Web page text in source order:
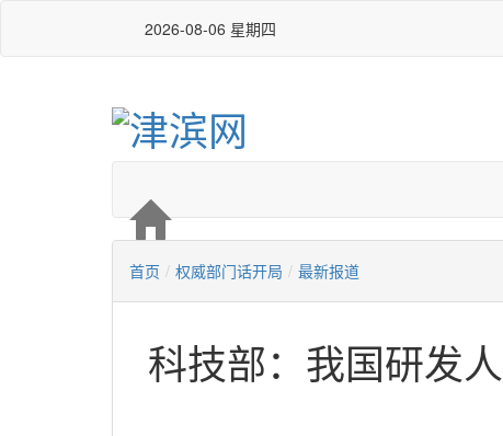
2026-08-06 星期四
首页 / 权威部门话开局 / 最新报道
科技部：我国研发